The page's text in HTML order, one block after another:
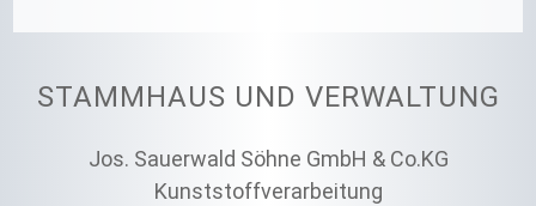
STAMMHAUS UND VERWALTUNG
Jos. Sauerwald Söhne GmbH & Co.KG
Kunststoffverarbeitung